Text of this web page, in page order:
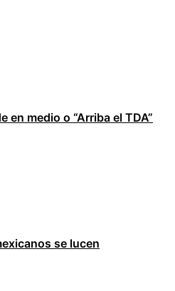
en medio o “Arriba el TDA”
se lucen